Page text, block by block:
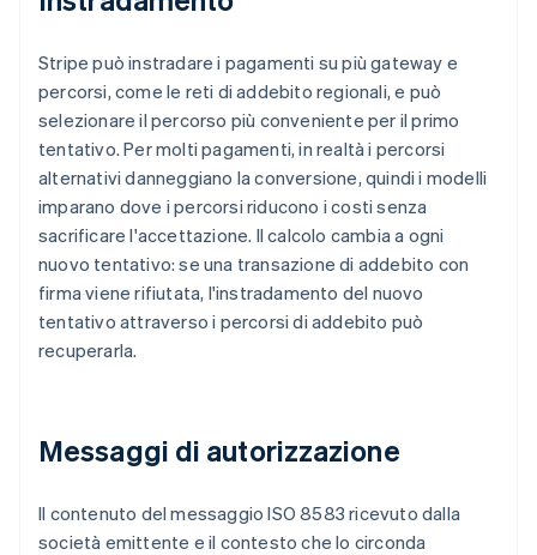
Stripe può instradare i pagamenti su più gateway e
percorsi, come le reti di addebito regionali, e può
selezionare il percorso più conveniente per il primo
tentativo. Per molti pagamenti, in realtà i percorsi
alternativi danneggiano la conversione, quindi i modelli
imparano dove i percorsi riducono i costi senza
sacrificare l'accettazione. Il calcolo cambia a ogni
nuovo tentativo: se una transazione di addebito con
firma viene rifiutata, l'instradamento del nuovo
tentativo attraverso i percorsi di addebito può
recuperarla.
Messaggi di autorizzazione
Il contenuto del messaggio ISO 8583 ricevuto dalla
società emittente e il contesto che lo circonda